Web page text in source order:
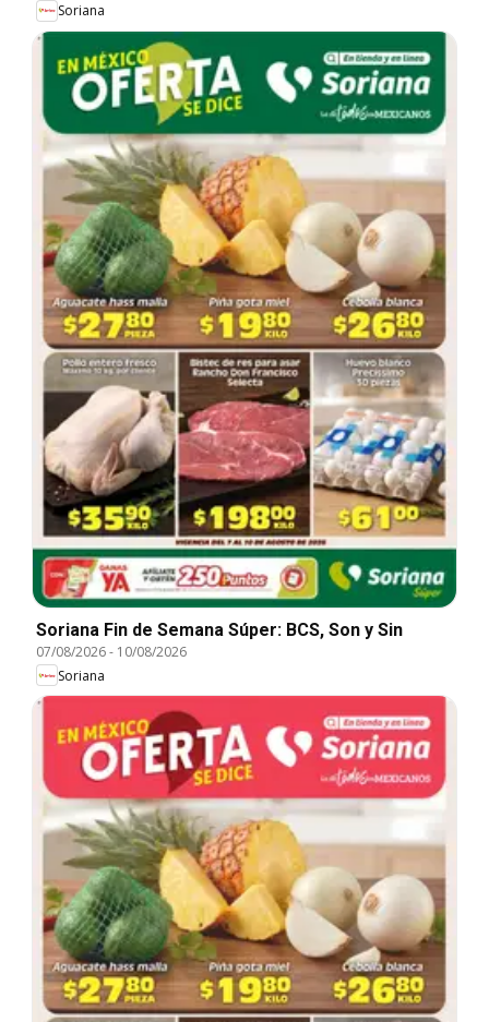
Soriana
Soriana Fin de Semana Súper: BCS, Son y Sin
07/08/2026- 10/08/2026
Soriana